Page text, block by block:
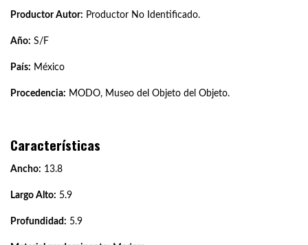
Productor Autor: Productor No Identificado.
Año: S/F
País: México
Procedencia: MODO, Museo del Objeto del Objeto.
Características
Ancho: 13.8
Largo Alto: 5.9
Profundidad: 5.9